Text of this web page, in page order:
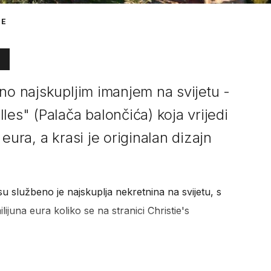
najskupljim imanjem na svijetu -
(Palača balončića) koja vrijedi
a krasi je originalan dizajn
službeno je najskuplja nekretnina na svijetu, s
eura koliko se na stranici Christie's